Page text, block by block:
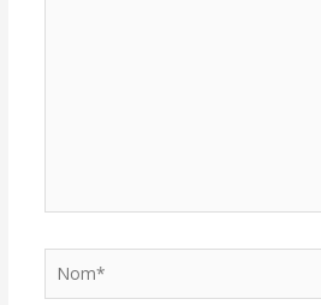
Nom*